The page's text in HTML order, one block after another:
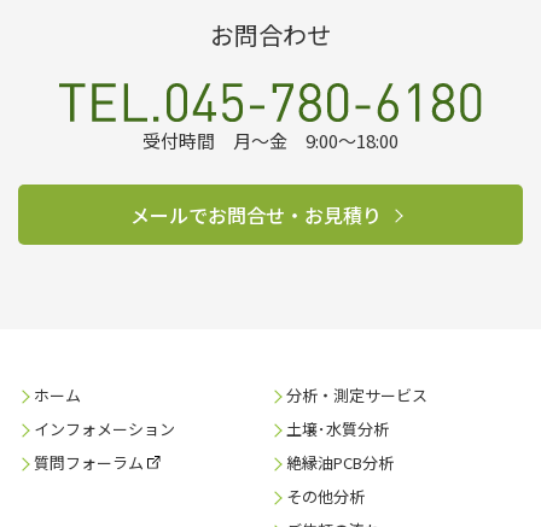
お問合わせ
受付時間 月～金 9:00～18:00
メールでお問合せ・お見積り
ホーム
インフォメーション
質問フォーラム
分析・測定サービス
土壌･水質分析
絶縁油PCB分析
その他分析